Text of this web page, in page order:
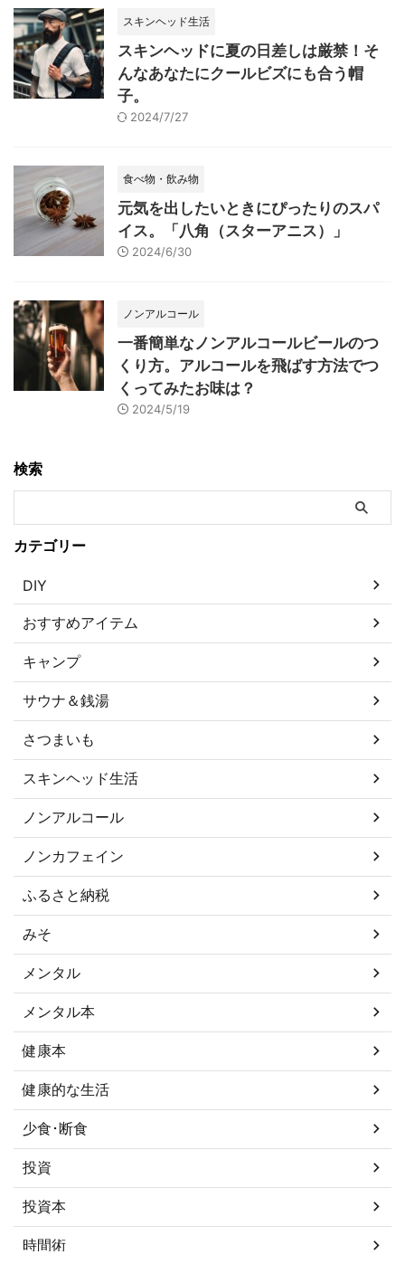
スキンヘッド生活
スキンヘッドに夏の日差しは厳禁！そ
んなあなたにクールビズにも合う帽
子。
2024/7/27
食べ物・飲み物
元気を出したいときにぴったりのスパ
イス。「八角（スターアニス）」
2024/6/30
ノンアルコール
一番簡単なノンアルコールビールのつ
くり方。アルコールを飛ばす方法でつ
くってみたお味は？
2024/5/19
検索
カテゴリー
DIY
おすすめアイテム
キャンプ
サウナ＆銭湯
さつまいも
スキンヘッド生活
ノンアルコール
ノンカフェイン
ふるさと納税
みそ
メンタル
メンタル本
健康本
健康的な生活
少食･断食
投資
投資本
時間術